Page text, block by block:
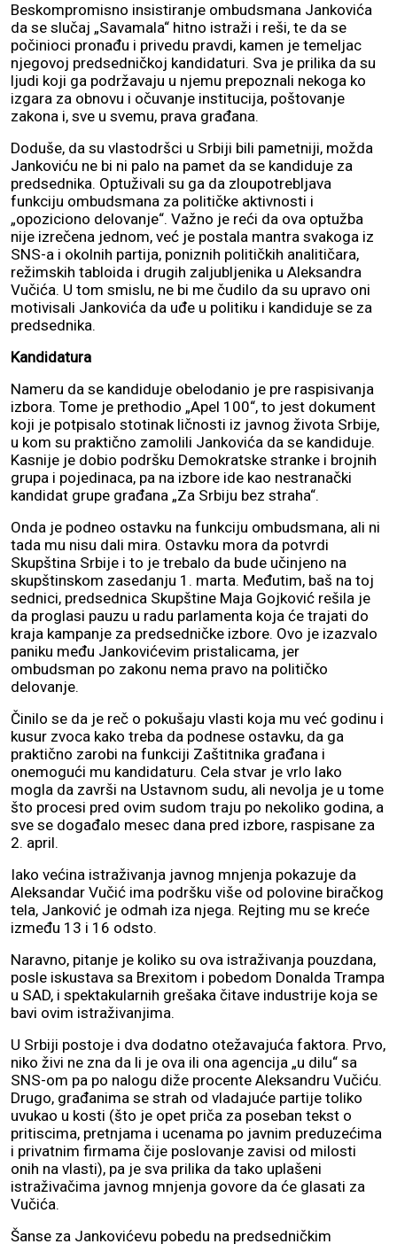
Beskompromisno insistiranje ombudsmana Jankovića
da se slučaj „Savamala“ hitno istraži i reši, te da se
počinioci pronađu i privedu pravdi, kamen je temeljac
njegovoj predsedničkoj kandidaturi. Sva je prilika da su
ljudi koji ga podržavaju u njemu prepoznali nekoga ko
izgara za obnovu i očuvanje institucija, poštovanje
zakona i, sve u svemu, prava građana.
Doduše, da su vlastodršci u Srbiji bili pametniji, možda
Jankoviću ne bi ni palo na pamet da se kandiduje za
predsednika. Optuživali su ga da zloupotrebljava
funkciju ombudsmana za političke aktivnosti i
„opoziciono delovanje“. Važno je reći da ova optužba
nije izrečena jednom, već je postala mantra svakoga iz
SNS-a i okolnih partija, poniznih političkih analitičara,
režimskih tabloida i drugih zaljubljenika u Aleksandra
Vučića. U tom smislu, ne bi me čudilo da su upravo oni
motivisali Jankovića da uđe u politiku i kandiduje se za
predsednika.
Kandidatura
Nameru da se kandiduje obelodanio je pre raspisivanja
izbora. Tome je prethodio „Apel 100“, to jest dokument
koji je potpisalo stotinak ličnosti iz javnog života Srbije,
u kom su praktično zamolili Jankovića da se kandiduje.
Kasnije je dobio podršku Demokratske stranke i brojnih
grupa i pojedinaca, pa na izbore ide kao nestranački
kandidat grupe građana „Za Srbiju bez straha“.
Onda je podneo ostavku na funkciju ombudsmana, ali ni
tada mu nisu dali mira. Ostavku mora da potvrdi
Skupština Srbije i to je trebalo da bude učinjeno na
skupštinskom zasedanju 1. marta. Međutim, baš na toj
sednici, predsednica Skupštine Maja Gojković rešila je
da proglasi pauzu u radu parlamenta koja će trajati do
kraja kampanje za predsedničke izbore. Ovo je izazvalo
paniku među Jankovićevim pristalicama, jer
ombudsman po zakonu nema pravo na političko
delovanje.
Činilo se da je reč o pokušaju vlasti koja mu već godinu i
kusur zvoca kako treba da podnese ostavku, da ga
praktično zarobi na funkciji Zaštitnika građana i
onemogući mu kandidaturu. Cela stvar je vrlo lako
mogla da završi na Ustavnom sudu, ali nevolja je u tome
što procesi pred ovim sudom traju po nekoliko godina, a
sve se događalo mesec dana pred izbore, raspisane za
2. april.
Iako većina istraživanja javnog mnjenja pokazuje da
Aleksandar Vučić ima podršku više od polovine biračkog
tela, Janković je odmah iza njega. Rejting mu se kreće
između 13 i 16 odsto.
Naravno, pitanje je koliko su ova istraživanja pouzdana,
posle iskustava sa Brexitom i pobedom Donalda Trampa
u SAD, i spektakularnih grešaka čitave industrije koja se
bavi ovim istraživanjima.
U Srbiji postoje i dva dodatno otežavajuća faktora. Prvo,
niko živi ne zna da li je ova ili ona agencija „u dilu“ sa
SNS-om pa po nalogu diže procente Aleksandru Vučiću.
Drugo, građanima se strah od vladajuće partije toliko
uvukao u kosti (što je opet priča za poseban tekst o
pritiscima, pretnjama i ucenama po javnim preduzećima
i privatnim firmama čije poslovanje zavisi od milosti
onih na vlasti), pa je sva prilika da tako uplašeni
istraživačima javnog mnjenja govore da će glasati za
Vučića.
Šanse za Jankovićevu pobedu na predsedničkim